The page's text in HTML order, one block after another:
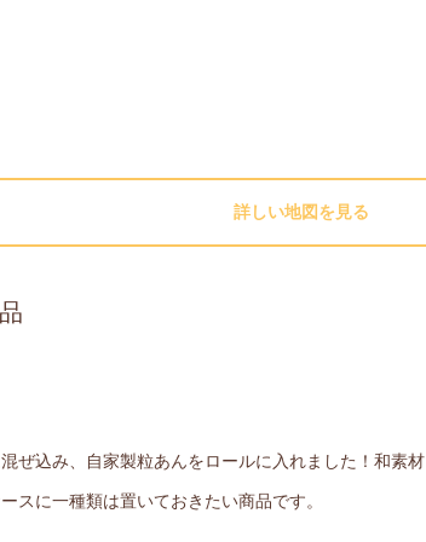
詳しい地図を見る
ぜ込み、自家製粒あんをロールに入れました！和素材
スに一種類は置いておきたい商品です。